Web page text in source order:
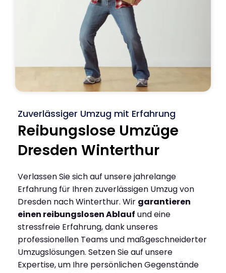
Zuverlässiger Umzug mit Erfahrung
Reibungslose Umzüge
Dresden Winterthur
Verlassen Sie sich auf unsere jahrelange
Erfahrung für Ihren zuverlässigen Umzug von
Dresden nach Winterthur. Wir garantieren
einen reibungslosen Ablauf und eine
stressfreie Erfahrung, dank unseres
professionellen Teams und maßgeschneiderter
Umzugslösungen. Setzen Sie auf unsere
Expertise, um Ihre persönlichen Gegenstände